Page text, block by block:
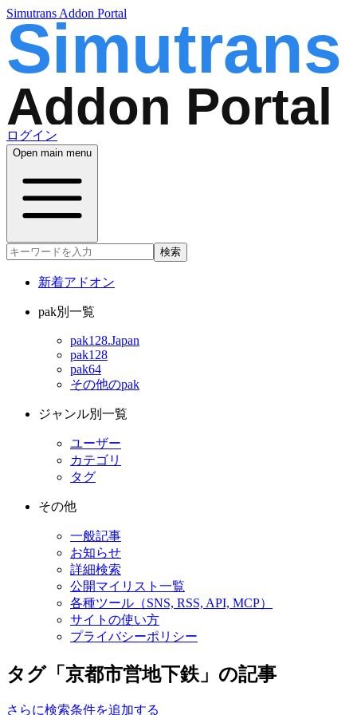
Simutrans Addon Portal
ログイン
Open main menu
検索
新着アドオン
pak別一覧
pak128.Japan
pak128
pak64
その他のpak
ジャンル別一覧
ユーザー
カテゴリ
タグ
その他
一般記事
お知らせ
詳細検索
公開マイリスト一覧
各種ツール（SNS, RSS, API, MCP）
サイトの使い方
プライバシーポリシー
タグ「京都市営地下鉄」の記事
さらに検索条件を追加する